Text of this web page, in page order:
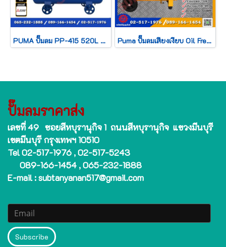
PUMA ปั๊มลม PP-415 520L + มอเตอร์ 15HP 380V MITSUBISHI Puma ปั๊มลมเสียงเงียบ Oil Free รุ่น HUSH-50 50ลิตร 750W x2 2มอเตอร์
ปั๊มลมราคาส่ง
เลขที่ 49 ซอยสีหบุรานุกิจ 1 ถนนสีหบุรานุกิจ แขวงมีนบุรี
เขตมีนบุรี กรุงเทพฯ 10510
Tel 02-517-1976 , 02-517-5243
089-166-1454 , 065-232-1888
E-mail : subtanyanan517@gmail.com
Subscribe